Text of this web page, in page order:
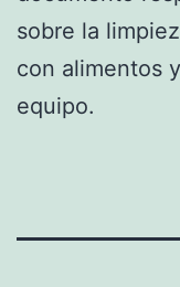
sobre la
con alimentos y
equipo.